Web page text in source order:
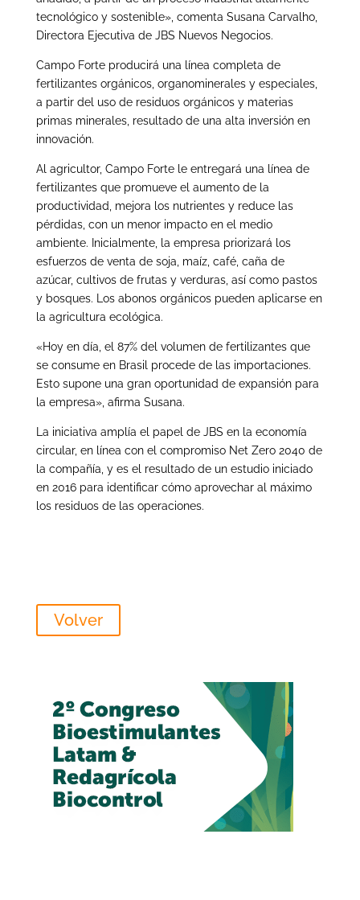
tecnológico y sostenible», comenta Susana Carvalho,
Directora Ejecutiva de JBS Nuevos Negocios.
Campo Forte producirá una línea completa de
fertilizantes orgánicos, organominerales y especiales,
a partir del uso de residuos orgánicos y materias
primas minerales, resultado de una alta inversión en
innovación.
Al agricultor, Campo Forte le entregará una línea de
fertilizantes que promueve el aumento de la
productividad, mejora los nutrientes y reduce las
pérdidas, con un menor impacto en el medio
ambiente. Inicialmente, la empresa priorizará los
esfuerzos de venta de soja, maíz, café, caña de
azúcar, cultivos de frutas y verduras, así como pastos
y bosques. Los abonos orgánicos pueden aplicarse en
la agricultura ecológica.
«Hoy en día, el 87% del volumen de fertilizantes que
se consume en Brasil procede de las importaciones.
Esto supone una gran oportunidad de expansión para
la empresa», afirma Susana.
La iniciativa amplía el papel de JBS en la economía
circular, en línea con el compromiso Net Zero 2040 de
la compañía, y es el resultado de un estudio iniciado
en 2016 para identificar cómo aprovechar al máximo
los residuos de las operaciones.
Volver